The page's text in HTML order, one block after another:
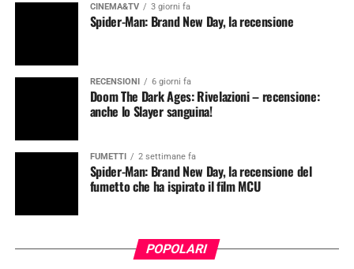
CINEMA&TV 3 giorni fa
Spider-Man: Brand New Day, la recensione
RECENSIONI 6 giorni fa
Doom The Dark Ages: Rivelazioni – recensione:
anche lo Slayer sanguina!
FUMETTI 2 settimane fa
Spider-Man: Brand New Day, la recensione del
fumetto che ha ispirato il film MCU
POPOLARI